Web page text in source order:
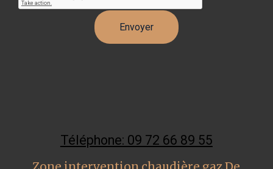
Téléphone: 09 72 66 89 55